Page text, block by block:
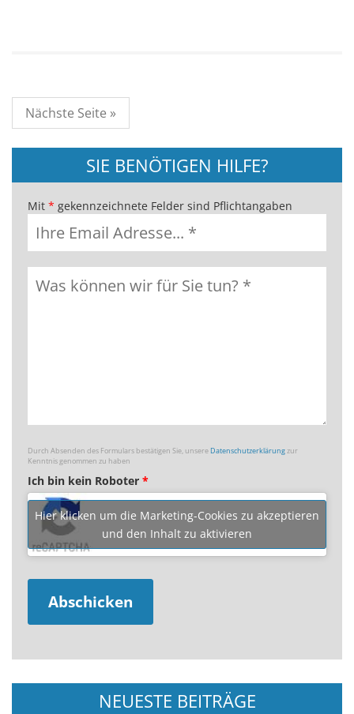
Nächste Seite »
SIE BENÖTIGEN HILFE?
Mit * gekennzeichnete Felder sind Pflichtangaben
Durch Absenden des Formulars bestätigen Sie, unsereDatenschutzerklärungzur
Kenntnis genommen zu haben
Ich bin kein Roboter *
Hier klicken um die Marketing-Cookies zu akzeptieren
und den Inhalt zu aktivieren
NEUESTE BEITRÄGE